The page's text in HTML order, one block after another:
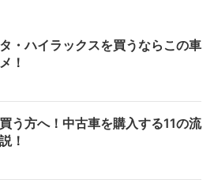
・ハイラックスを買うならこの車
！
う方へ！中古車を購入する11の流
！